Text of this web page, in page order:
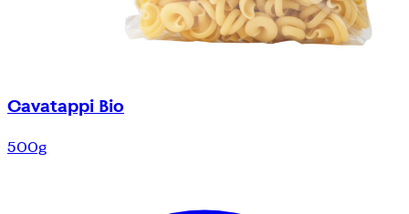
Cavatappi Bio
500g